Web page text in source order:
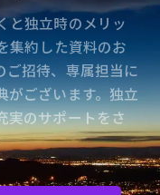
と独立時のメリッ
集約した資料のお
ご招待、専属担当に
がございます。独立
実のサポートをさ